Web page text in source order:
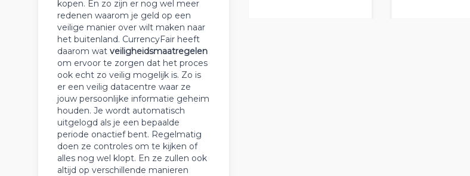
kopen. En zo zijn er nog wel meer
redenen waarom je geld op een
veilige manier over wilt maken naar
het buitenland. CurrencyFair heeft
daarom wat veiligheidsmaatregelen
om ervoor te zorgen dat het proces
ook echt zo veilig mogelijk is. Zo is
er een veilig datacentre waar ze
jouw persoonlijke informatie geheim
houden. Je wordt automatisch
uitgelogd als je een bepaalde
periode onactief bent. Regelmatig
doen ze controles om te kijken of
alles nog wel klopt. En ze zullen ook
altijd op verschillende manieren